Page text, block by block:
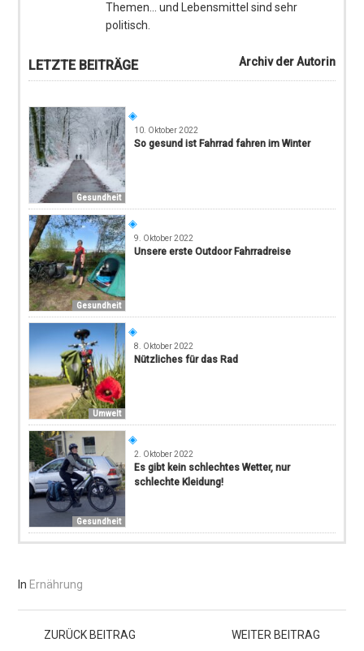
Themen... und Lebensmittel sind sehr
politisch.
LETZTE BEITRÄGE Archiv der Autorin
Gesundheit
10. Oktober 2022
So gesund ist Fahrrad fahren im Winter
Gesundheit
9. Oktober 2022
Unsere erste Outdoor Fahrradreise
Umwelt
8. Oktober 2022
Nützliches für das Rad
Gesundheit
2. Oktober 2022
Es gibt kein schlechtes Wetter, nur
schlechte Kleidung!
In Ernährung
WEITER BEITRAG
ZURÜCKBEITRAG